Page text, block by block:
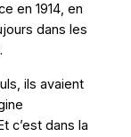
en 1914, en
dans les
ils avaient
c’est dans la